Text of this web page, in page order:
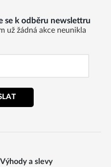
se k odběru newslettru
už žádná akce neunikla
Výhody a slevy